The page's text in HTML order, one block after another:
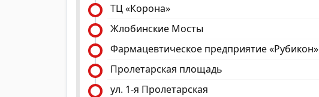
ТЦ «Корона»
Жлобинские Мосты
Фармацевтическое предприятие «Рубикон»
Пролетарская площадь
ул. 1-я Пролетарская